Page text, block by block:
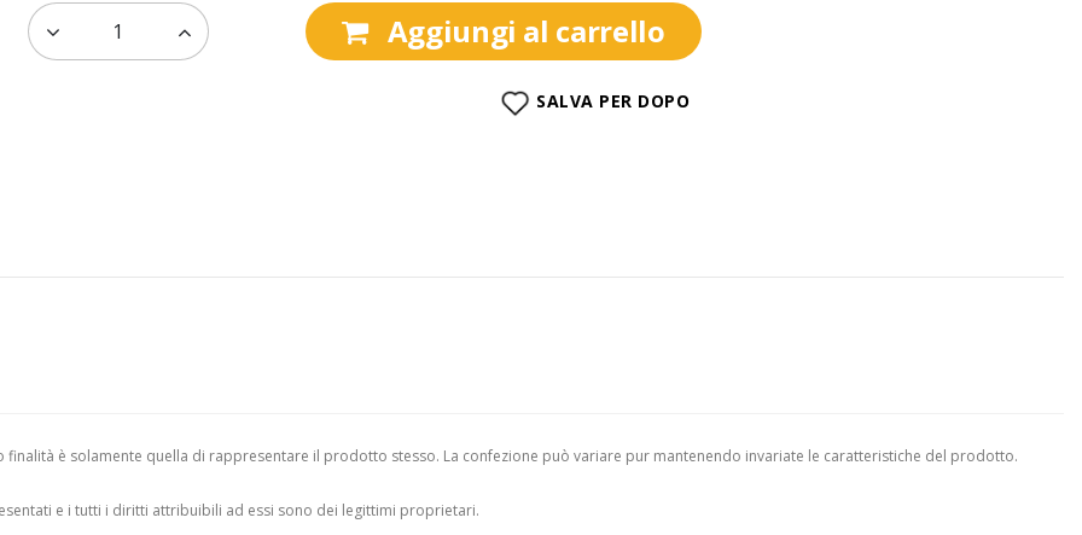
Aggiungi al carrello
SALVA PER DOPO
è solamente quella di rappresentare il prodotto stesso. La confezione può variare pur mantenendo invariate le caratteristiche del prodotto.
e i tutti i diritti attribuibili ad essi sono dei legittimi proprietari.